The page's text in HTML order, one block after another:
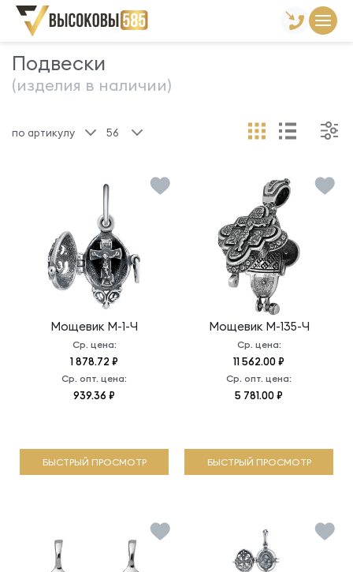
Главная Склад готовой продукции Подвески
Подвески
(изделия в наличии)
по артикулу 56
Мощевик М-1-Ч
Ср. цена:
1 878.72 ₽
Ср. опт. цена:
939.36 ₽
БЫСТРЫЙ ПРОСМОТР
Мощевик М-135-Ч
Ср. цена:
11 562.00 ₽
Ср. опт. цена:
5 781.00 ₽
БЫСТРЫЙ ПРОСМОТР